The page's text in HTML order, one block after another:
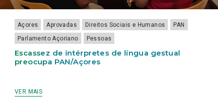
Açores Aprovadas Direitos Sociais e Humanos
PAN
Parlamento Açoriano
Pessoas
Escassez de intérpretes de língua gestual
preocupa PAN/Açores
VER MAIS